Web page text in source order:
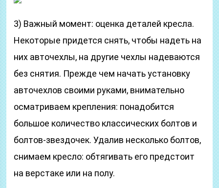
3) Важный момент: оценка деталей кресла.
Некоторые придется снять, чтобы надеть на
них авточехлы, на другие чехлы надеваются
без снятия. Прежде чем начать установку
авточехлов своими руками, внимательно
осматриваем крепления: понадобится
большое количество классических болтов и
болтов-звездочек. Удалив несколько болтов,
снимаем кресло: обтягивать его предстоит
на верстаке или на полу.